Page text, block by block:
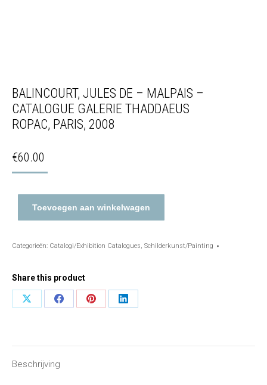
BALINCOURT, JULES DE – MALPAIS –
CATALOGUE GALERIE THADDAEUS
ROPAC, PARIS, 2008
€60.00
Toevoegen aan winkelwagen
Categorieën: Catalogi/Exhibition Catalogues, Schilderkunst/Painting
Share this product
Share
Share
Share
Share
Beschrijving